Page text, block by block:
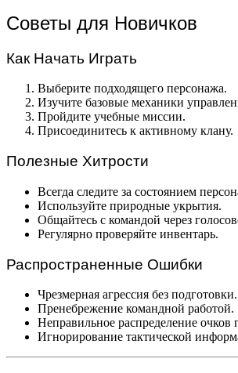
Советы для Новичков
Как Начать Играть
Выберите подходящего персонажа.
Изучите базовые механики
Пройдите учебные миссии.
Присоединитесь к активному клану.
Полезные Хитрости
Всегда следите за состоянием
Используйте природные укрытия.
Общайтесь с командой через
Регулярно проверяйте инвентарь.
Распространенные Ошибки
Чрезмерная агрессия без подготовки.
Пренебрежение командной работой.
Неправильное распределение очков
Игнорирование тактической